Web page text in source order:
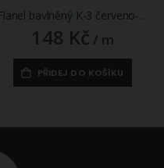
Flanel bavlněný K-3 červeno-černá kostka, š.150cm (látka v metráži)
148 Kč / m
PŘIDEJ DO KOŠÍKU